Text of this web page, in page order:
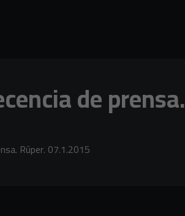
de
Rúper. 07.1.2015